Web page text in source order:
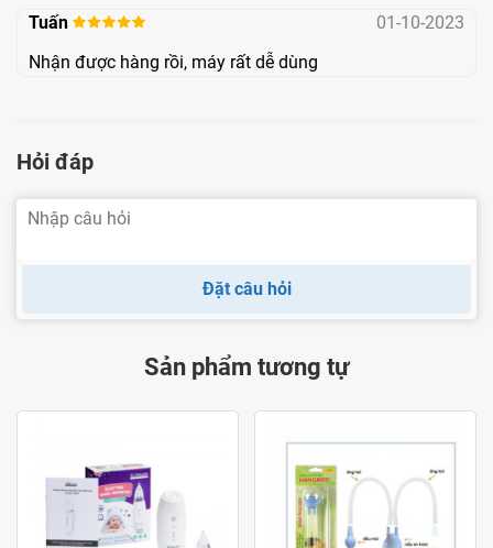
Tuấn
01-10-2023
Nhận được hàng rồi, máy rất dễ dùng
Hỏi đáp
Đặt câu hỏi
Sản phẩm tương tự